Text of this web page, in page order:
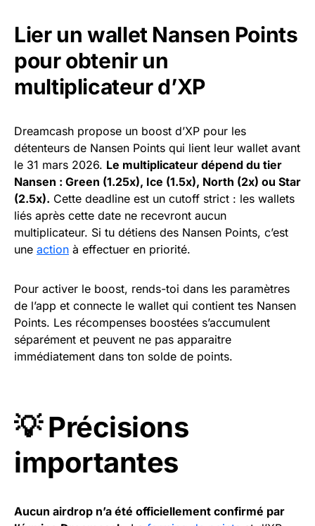
Lier un wallet Nansen Points
pour obtenir un
multiplicateur d’XP
Dreamcash propose un boost d’XP pour les
détenteurs de Nansen Points qui lient leur wallet avant
le 31 mars 2026. Le multiplicateur dépend du tier
Nansen : Green (1.25x), Ice (1.5x), North (2x) ou Star
(2.5x). Cette deadline est un cutoff strict : les wallets
liés après cette date ne recevront aucun
multiplicateur. Si tu détiens des Nansen Points, c’est
une action à effectuer en priorité.
Pour activer le boost, rends-toi dans les paramètres
de l’app et connecte le wallet qui contient tes Nansen
Points. Les récompenses boostées s’accumulent
séparément et peuvent ne pas apparaitre
immédiatement dans ton solde de points.
💡 Précisions
importantes
Aucun airdrop n’a été officiellement confirmé par